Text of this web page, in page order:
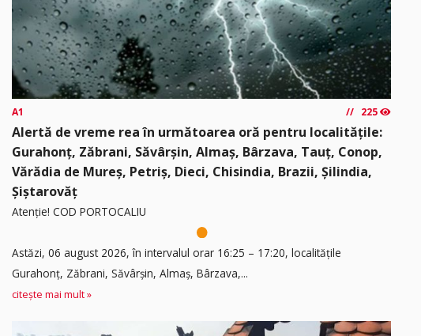
A1 225
Alertă de vreme rea în următoarea oră pentru localitățile:
Gurahonț, Zăbrani, Săvârșin, Almaș, Bârzava, Tauț, Conop,
Vărădia de Mureș, Petriș, Dieci, Chisindia, Brazii, Șilindia,
Șiștarovăț
Atenție! COD PORTOCALIU
Astăzi, 06 august 2026, în intervalul orar 16:25 – 17:20, localitățile
Gurahonț, Zăbrani, Săvârșin, Almaș, Bârzava,...
citește mai mult »